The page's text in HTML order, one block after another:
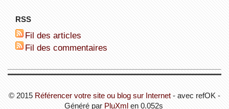
RSS
Fil des articles
Fil des commentaires
© 2015 Référencer votre site ou blog sur Internet - avec refOK -
Généré par PluXmlen 0.052s